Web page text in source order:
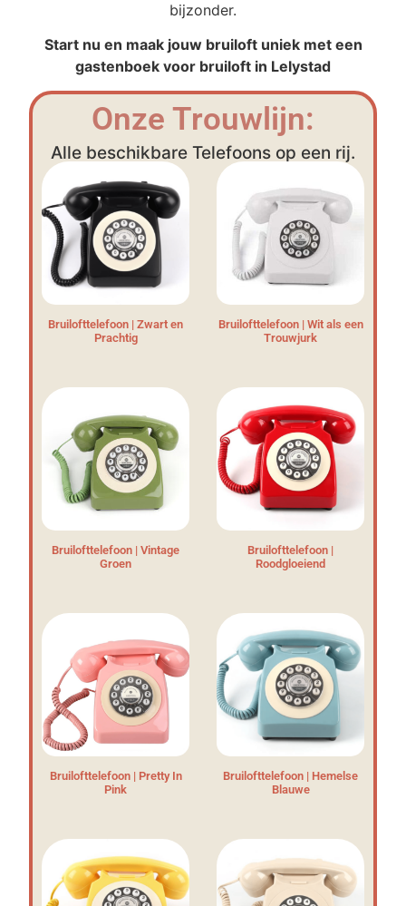
bijzonder.
Start nu en maak jouw bruiloft uniek met een
gastenboek voor bruiloft in Lelystad
Onze Trouwlijn:
Alle beschikbare Telefoons op een rij.
Bruilofttelefoon | Zwart en
Prachtig
Bruilofttelefoon | Wit als een
Trouwjurk
Bruilofttelefoon | Vintage
Groen
Bruilofttelefoon |
Roodgloeiend
Bruilofttelefoon | Pretty In
Pink
Bruilofttelefoon | Hemelse
Blauwe